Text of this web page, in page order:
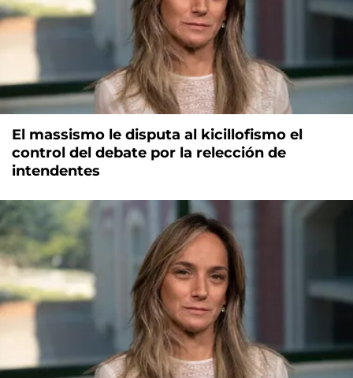
El massismo le disputa al kicillofismo el
control del debate por la relección de
intendentes